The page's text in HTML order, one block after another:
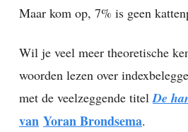
Maar kom op, 7% is geen
Wil je veel meer theoretische
woorden lezen over
met de veelzeggende titel De
van Yoran Brondsema.